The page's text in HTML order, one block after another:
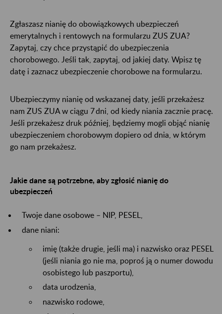
Zgłaszasz nianię do obowiązkowych ubezpieczeń
emerytalnych i rentowych na formularzu ZUS ZUA?
Zapytaj, czy chce przystąpić do ubezpieczenia
chorobowego. Jeśli tak, zapytaj, od jakiej daty. Wpisz tę
datę i zaznacz ubezpieczenie chorobowe na formularzu.
Ubezpieczymy nianię od wskazanej daty, jeśli przekażesz
nam ZUS ZUA w ciągu 7 dni, od kiedy niania zacznie pracę.
Jeśli przekażesz druk później, będziemy mogli objąć nianię
ubezpieczeniem chorobowym dopiero od dnia, w którym
go nam przekażesz.
Jakie dane są potrzebne, aby zgłosić nianię do
ubezpieczeń
Twoje dane osobowe – NIP, PESEL,
dane niani:
imię (także drugie, jeśli ma) i nazwisko oraz PESEL
(jeśli niania go nie ma, poproś ją o numer dowodu
osobistego lub paszportu),
data urodzenia,
nazwisko rodowe,